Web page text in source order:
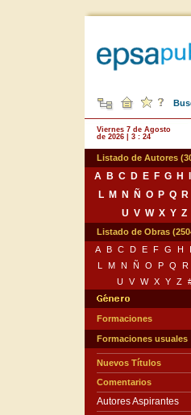
Viernes 7 de Agosto
de 2026 | 3 : 24
Listado de Autores
A B C D E F G H
L
M N Ñ O P Q R
U V W X Y Z
Listado de Obras
A
B C D E F G H I
L
M N Ñ O P Q R
U
V W X Y Z
Formaciones
Formaciones usuales
Nuevos Títulos
Comentarios
Autores Aspirantes